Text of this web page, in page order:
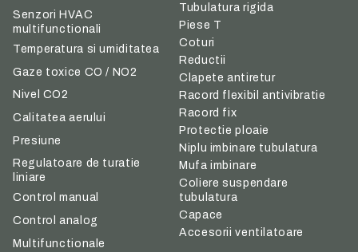
Senzori HVAC
multifunctionali
Temperatura si umiditatea
Gaze toxice CO / NO2
Nivel CO2
Calitatea aerului
Presiune
Regulatoare de turatie
liniare
Control manual
Control analog
Multifunctionale
Tubulatura rigida
Piese T
Coturi
Reductii
Clapete antiretur
Racord flexibil antivibratie
Racord fix
Protectie ploaie
Niplu imbinare tubulatura
Mufa imbinare
Coliere suspendare
tubulatura
Capace
Accesorii ventilatoare